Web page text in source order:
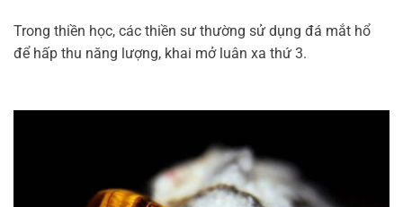
Trong thiền học, các thiền sư thường sử dụng đá mắt hổ
để hấp thu năng lượng, khai mở luân xa thứ 3.